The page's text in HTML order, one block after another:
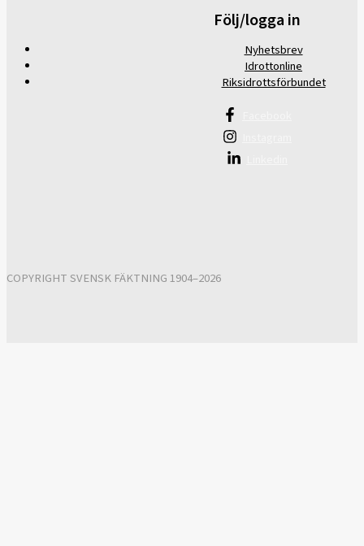
Följ/logga in
Nyhetsbrev
Idrottonline
Riksidrottsförbundet
COPYRIGHT SVENSK FÄKTNING 1904–2026